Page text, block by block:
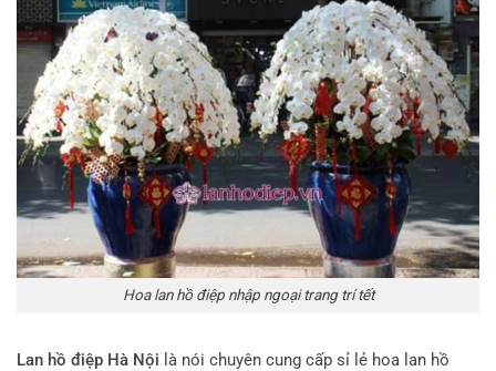
Hoa lan hồ điệp nhập ngoại trang trí tết
Lan hồ điệp Hà Nội là nói chuyên cung cấp sỉ lẻ hoa lan hồ